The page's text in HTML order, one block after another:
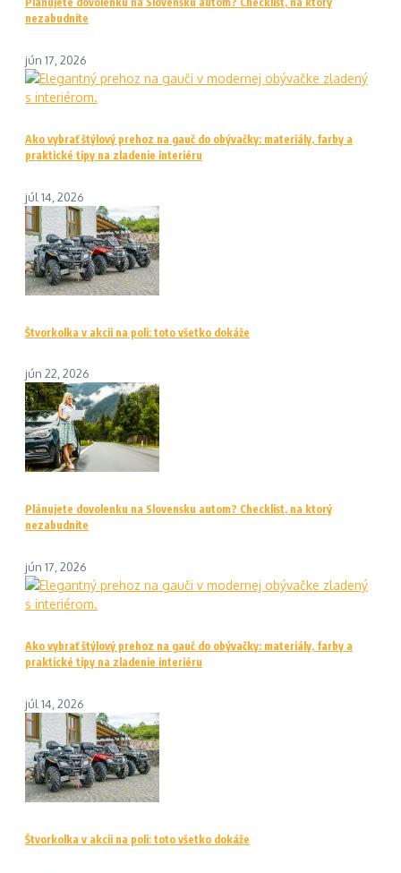
nezabudnite
jún 17, 2026
Ako vybrať štýlový prehoz na gauč do obývačky: materiály, farby a
praktické tipy na zladenie interiéru
júl 14, 2026
Štvorkolka v akcii na poli: toto všetko dokáže
jún 22, 2026
Plánujete dovolenku na Slovensku autom? Checklist, na ktorý
nezabudnite
jún 17, 2026
Ako vybrať štýlový prehoz na gauč do obývačky: materiály, farby a
praktické tipy na zladenie interiéru
júl 14, 2026
Štvorkolka v akcii na poli: toto všetko dokáže